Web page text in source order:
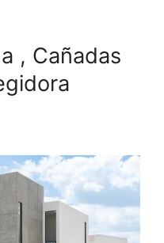
, Cañadas